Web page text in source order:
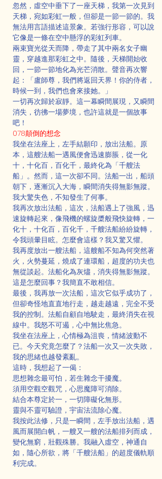
忽然，虛空中垂下了一座天梯，我第一次見到
天梯，宛如彩虹一般，但卻是一節一節的。我
無法用言語描述這景象。若強行形容，可以說
它像是一條在空中懸浮的彩虹列車。
兩束寶光從天而降，帶走了其中兩名女子幽
靈，穿越進那彩虹之中。隨後，天梯開始收
回，一節一節地化為光芒消散。聲音再次響
起：「盧師尊，我們將返回天界！你的侍者，
時候一到，我們也會來接她。」
一切再次歸於寂靜。這一幕瞬間展現，又瞬間
消失，彷彿一場夢境，也許這就是一個故事
吧！
078顛倒的想念
我坐在法座上，左手結願印，放出法船。原
本，這艘法船一遇風便會迅速膨脹，從一化
十，十化百，百化千，最終化為「千艘法
船」。然而，這一次卻不同。法船一出，船頭
朝下，逐漸沉入大海，瞬間消失得無影無蹤。
我大驚失色，不知發生了何事。
我再次放出法船，這次，法船遇上了強風，迅
速旋轉起來，像飛機的螺旋槳般飛快旋轉，一
化十，十化百，百化千，千艘法船紛紛旋轉，
令我頭暈目眩。怎麼會這樣？我又驚又懼。
我再度放出一艘法船，這艘船不知為何突然著
火，火勢蔓延，燒成了連環船，超度的功夫也
無從談起。法船化為灰燼，消失得無影無蹤。
這是怎麼回事？我簡直不敢相信。
最後，我再放一次法船，這次它似乎成功了，
但卻奇怪地直直地行走，越走越遠，完全不受
我的控制。法船自顧自地駛走，最終消失在視
線中。我怒不可遏，心中無比焦急。
我坐在法座上，心情極為沮喪，情緒波動不
已。今天究竟怎麼了？法船一次又一次失敗，
我的思緒也越發紊亂。
這時，我想起了一偈：
思想雜念最可怕，若生雜念干擾魔。
須用空觀空觀咒，心思魔障可消除。
結合本尊定於一，一切障礙化無形。
靈與不靈可驗證，宇宙法流除心魔。
我按此法修，只是一瞬間，左手放出法船，遇
風而展開白帆，一艘又一艘的法船排列而成，
變化無窮，壯觀殊勝。我融入虛空，神通自
如，隨心所欲，將「千艘法船」的超度儀軌順
利完成。